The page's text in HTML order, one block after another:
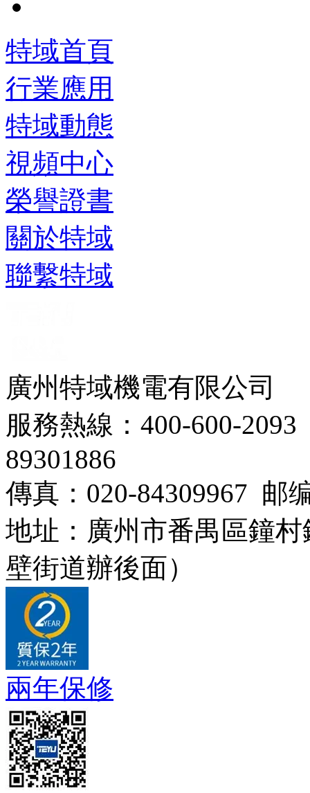
特域首頁
行業應用
特域動態
視頻中心
榮譽證書
關於特域
聯繫特域
廣州特域機電有限公司
服務熱線：400-600-
89301886
傳真：020-84309967 邮
地址：廣州市番禺區鐘
壁街道辦後面）
兩年保修